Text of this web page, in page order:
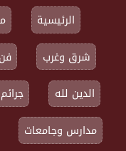
الرئيسية
شرق وغرب
الدين لله
مدارس وجامعات